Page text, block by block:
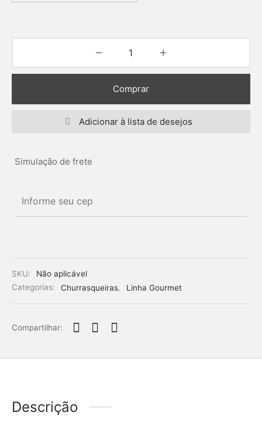
Comprar
Adicionar à lista de desejos
Simulação de frete
SKU:
Não aplicável
Categorias:
Churrasqueiras, Linha Gourmet
Compartilhar:
Descrição